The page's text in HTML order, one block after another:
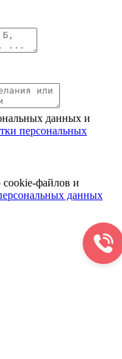
данных и
персональных
cookie-файлов и
данных